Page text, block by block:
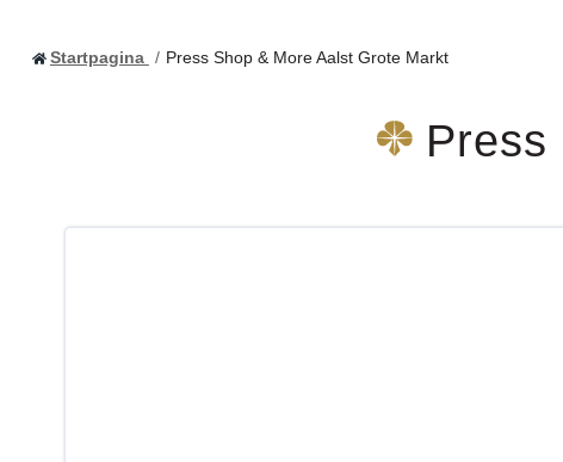
Startpagina Press Shop & More Aalst Grote Markt